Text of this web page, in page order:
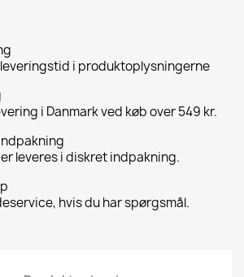
i produktoplysningerne
i Danmark ved køb over 549 kr.
leveres i diskret indpakning.
hvis du har spørgsmål.